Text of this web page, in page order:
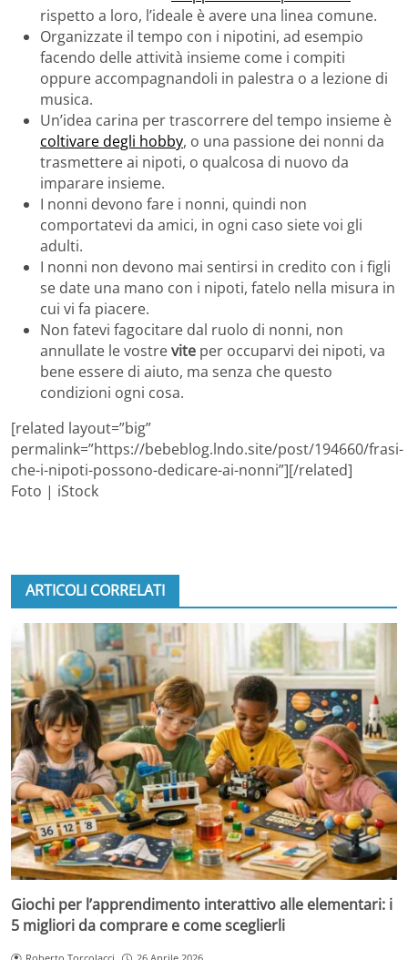
rispetto a loro, l’ideale è avere una linea comune.
Organizzate il tempo con i nipotini, ad esempio
facendo delle attività insieme come i compiti
oppure accompagnandoli in palestra o a lezione di
musica.
Un’idea carina per trascorrere del tempo insieme è
coltivare degli hobby, o una passione dei nonni da
trasmettere ai nipoti, o qualcosa di nuovo da
imparare insieme.
I nonni devono fare i nonni, quindi non
comportatevi da amici, in ogni caso siete voi gli
adulti.
I nonni non devono mai sentirsi in credito con i figli
se date una mano con i nipoti, fatelo nella misura in
cui vi fa piacere.
Non fatevi fagocitare dal ruolo di nonni, non
annullate le vostrevite per occuparvi dei nipoti, va
bene essere di aiuto, ma senza che questo
condizioni ogni cosa.
[related layout=”big”
permalink=”https://bebeblog.lndo.site/post/194660/frasi-
che-i-nipoti-possono-dedicare-ai-nonni”][/related]
Foto | iStock
ARTICOLI CORRELATI
Giochi per l’apprendimento interattivo alle elementari: i
5 migliori da comprare e come sceglierli